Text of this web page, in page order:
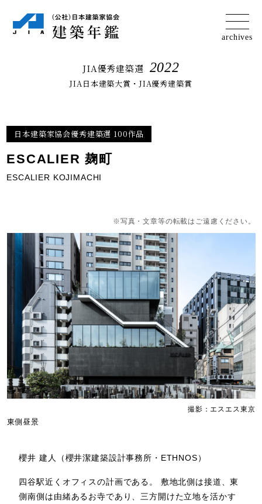
JIA優秀建築選 2022
JIA日本建築大賞・JIA優秀建築賞
日本建築家協会優秀建築選 100作品
ESCALIER 麹町
ESCALIER KOJIMACHI
※写真・文章等の転載はご遠慮ください。
東側昼景
撮影：エスエス東京
櫻井 建人（櫻井潔建築設計事務所・ETHNOS）
四谷駅近くオフィスの計画である。 敷地北側は接道、東
側南側は由緒あるお寺であり、三方開けた立地を活かす